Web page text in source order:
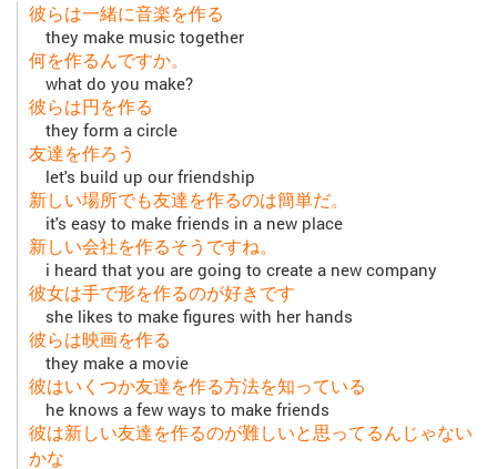
彼らは一緒に音楽を作る
they make music together
何を作るんですか。
what do you make?
彼らは円を作る
they form a circle
友達を作ろう
let's build up our friendship
新しい場所でも友達を作るのは簡単だ。
it's easy to make friends in a new place
新しい会社を作るそうですね。
i heard that you are going to create a new company
彼女は手で形を作るのが好きです
she likes to make figures with her hands
彼らは映画を作る
they make a movie
彼はいくつか友達を作る方法を知っている
he knows a few ways to make friends
彼は新しい友達を作るのが難しいと思ってるんじゃない
かな